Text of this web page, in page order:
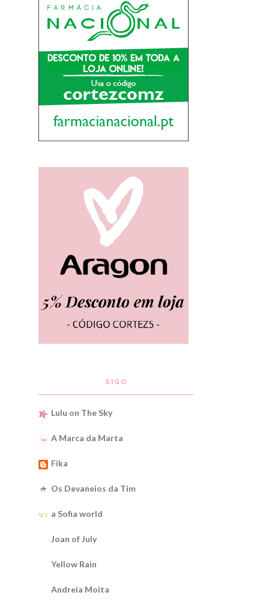
SIGO
Lulu on The Sky
A Marca da Marta
Fika
Os Devaneios da Tim
a Sofia world
Joan of July
Yellow Rain
Andreia Moita